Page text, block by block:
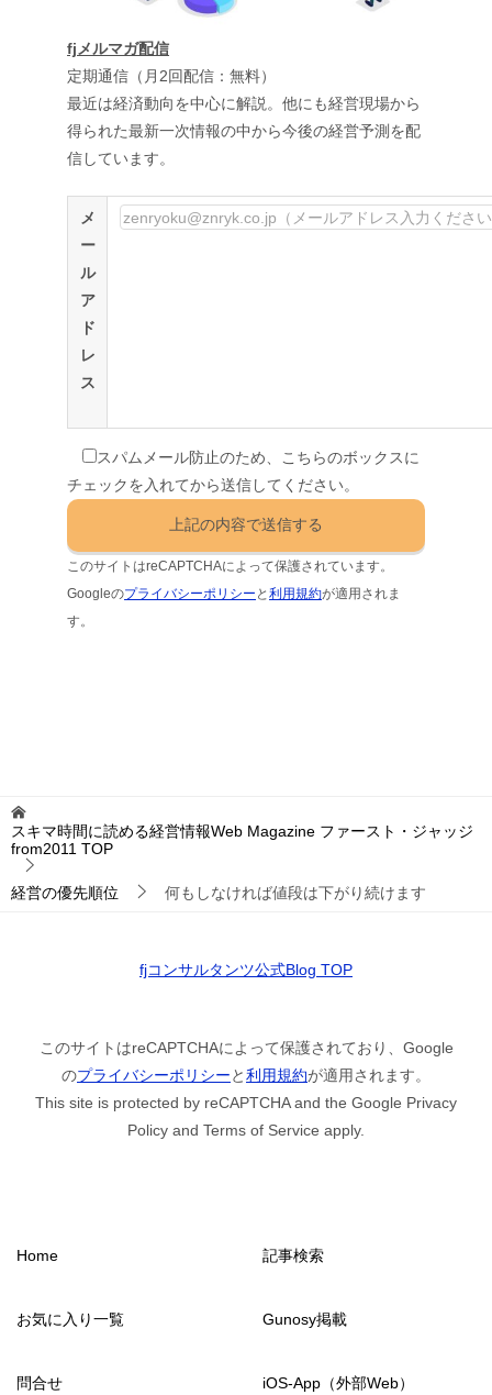
fjメルマガ配信
定期通信（月2回配信：無料）
最近は経済動向を中心に解説。他にも経営現場から
得られた最新一次情報の中から今後の経営予測を配
信しています。
メ
ー
ル
ア
ド
レ
ス
スパムメール防止のため、こちらのボックスに
チェックを入れてから送信してください。
このサイトはreCAPTCHAによって保護されています。
Googleのプライバシーポリシー と利用規約が適用されま
す。
スキマ時間に読める経営情報Web Magazine ファースト・ジャッジ
from2011 TOP
経営の優先順位 何もしなければ値段は下がり続けます
fjコンサルタンツ公式Blog TOP
このサイトはreCAPTCHAによって保護されており、Google
のプライバシーポリシーと利用規約が適用されます。
This site is protected by reCAPTCHA and the Google Privacy
Policy and Terms of Service apply.
Home 記事検索
お気に入り一覧 Gunosy掲載
問合せ iOS-App（外部Web）